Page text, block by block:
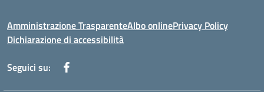
Amministrazione TrasparenteAlbo onlinePrivacy Policy
Dichiarazione di accessibilità
Seguici su: